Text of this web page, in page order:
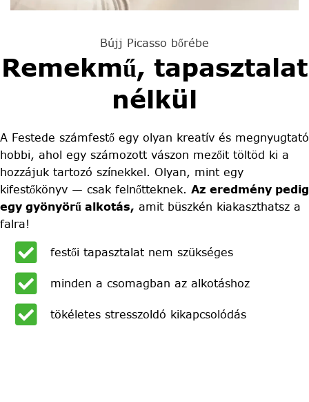
Bújj Picasso bőrébe
Remekmű, tapasztalat
nélkül
A Festede számfestő egy olyan kreatív és megnyugtató
hobbi, ahol egy számozott vászon mezőit töltöd ki a
hozzájuk tartozó színekkel. Olyan, mint egy
kifestőkönyv — csak felnőtteknek. Az eredmény pedig
egy gyönyörű alkotás, amit büszkén kiakaszthatsz a
falra!
festői tapasztalat nem szükséges
minden a csomagban az alkotáshoz
tökéletes stresszoldó kikapcsolódás